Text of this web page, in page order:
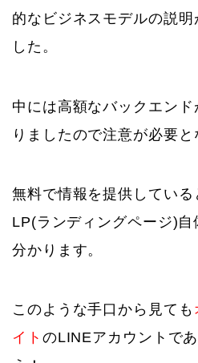
的なビジネスモデルの説
した。
中には高額なバックエン
りましたので注意が必要と
無料で情報を提供してい
LP(ランディングページ)
分かります。
このような手口から見ても
イト のLINEアカウントで